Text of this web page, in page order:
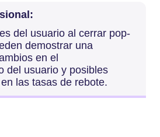
del usuario al cerrar pop-
demostrar una
en el
del usuario y posibles
las tasas de rebote.